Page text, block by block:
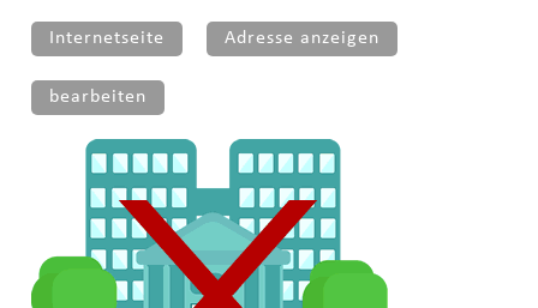
Internetseite Adresse anzeigen
bearbeiten